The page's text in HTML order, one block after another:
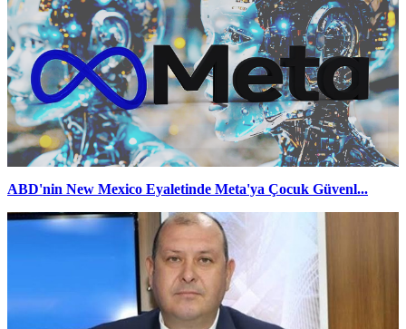
ABD'nin New Mexico Eyaletinde Meta'ya Çocuk Güvenl...